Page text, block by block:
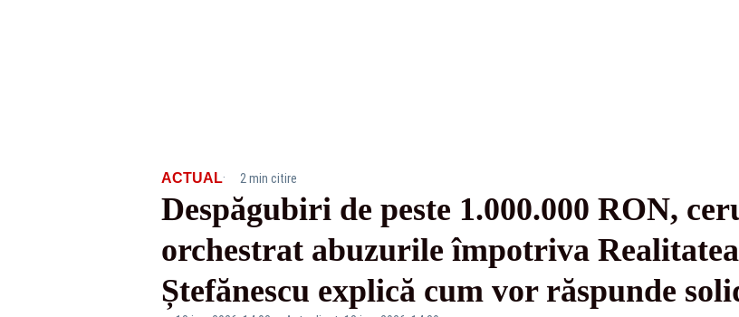
ACTUAL· 2 min citire
Despăgubiri de peste 1.000.000 RON,
orchestrat abuzurile împotriva
Ștefănescu explică cum vor răspunde